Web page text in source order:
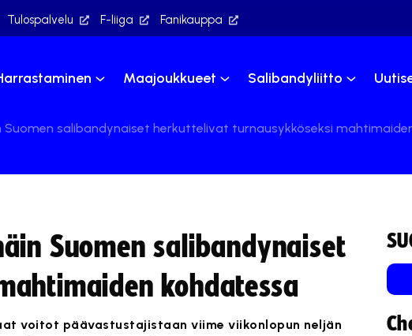
Tulospalvelu F-liiga Fanikauppa
Maajoukkueet Salibandyliitto
salibandynaiset herkuttelivat turnausykköseksi
Suomen salibandynaiset
kohdatessa
voitot päävastustajistaan viime viikonlopun neljän